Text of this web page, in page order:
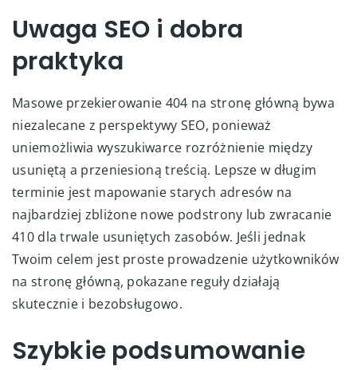
Uwaga SEO i dobra
praktyka
Masowe przekierowanie 404 na stronę główną bywa
niezalecane z perspektywy SEO, ponieważ
uniemożliwia wyszukiwarce rozróżnienie między
usuniętą a przeniesioną treścią. Lepsze w długim
terminie jest mapowanie starych adresów na
najbardziej zbliżone nowe podstrony lub zwracanie
410 dla trwale usuniętych zasobów. Jeśli jednak
Twoim celem jest proste prowadzenie użytkowników
na stronę główną, pokazane reguły działają
skutecznie i bezobsługowo.
Szybkie podsumowanie